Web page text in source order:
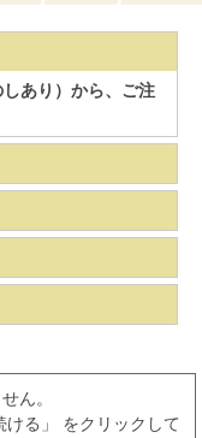
あり）から、ご注
ん。
る」 をクリックして